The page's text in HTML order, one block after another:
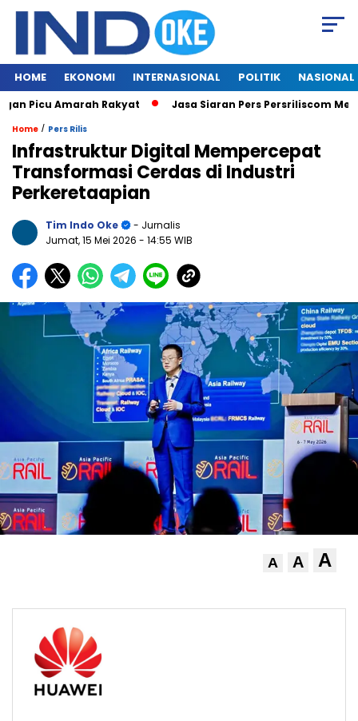
HOME EKONOMI INTERNASIONAL POLITIK NASIONAL
Amarah Rakyat Jasa Siaran Pers Persriliscom
Home / Pers Rilis
Infrastruktur Digital Mempercepat
Transformasi Cerdas di Industri
Perkeretaapian
Tim Indo Oke
- Jurnalis
Jumat, 15 Mei 2026 - 14:55 WIB
A A A